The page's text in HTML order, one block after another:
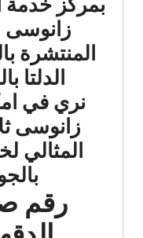
بمركز
زانوسى
المنتشرة
نري في
زانوسى
المثالي
رقم